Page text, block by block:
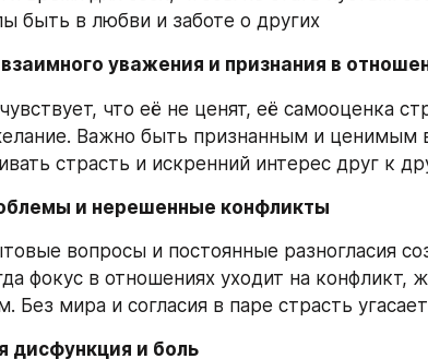
быть в любви и заботе о других
уважения и признания в
что её не ценят, её самооценка
Важно быть признанным и ценимым
страсть и искренний интерес друг к
и нерешенные конфликты
вопросы и постоянные разногласия
фокус в отношениях уходит на конфликт,
Без мира и согласия в паре страсть угасает
дисфункция и боль